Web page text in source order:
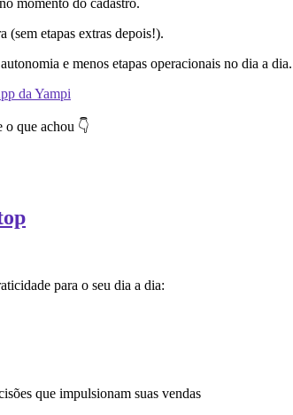
momento do cadastro.
(sem etapas extras depois!).
e menos etapas operacionais no dia a dia.
da Yampi
o que achou 👇
para o seu dia a dia:
que impulsionam suas vendas